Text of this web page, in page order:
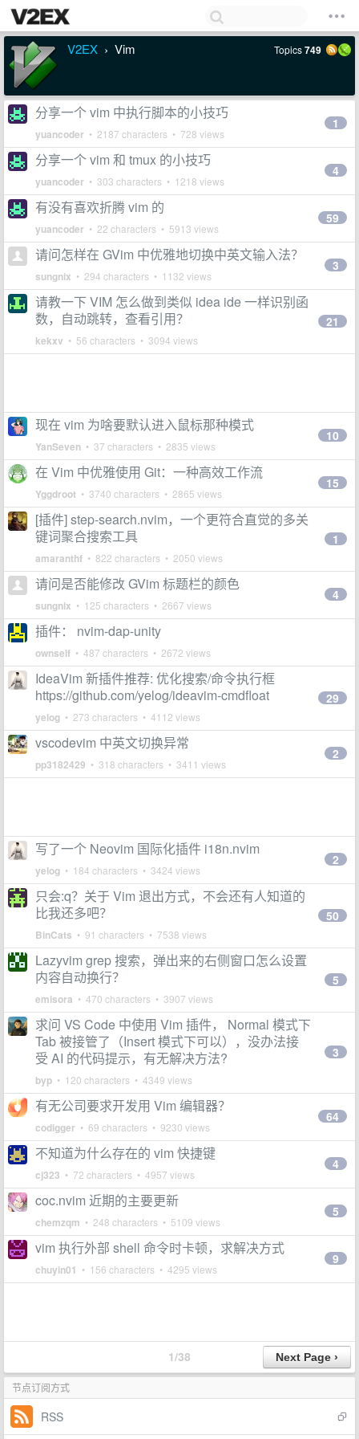
V2EX › Vim Topics749
分享一个 vim 中执行脚本的小技巧
yuancoder • 2187 characters • 728 views
1
分享一个 vim 和 tmux 的小技巧
yuancoder • 303 characters • 1218 views
4
有没有喜欢折腾 vim 的
yuancoder • 22 characters • 5913 views
59
请问怎样在 GVim 中优雅地切换中英文输入法？
sungnix • 294 characters • 1132 views
3
请教一下 VIM 怎么做到类似 idea ide 一样识别函
数，自动跳转，查看引用？
kekxv • 56 characters • 3094 views
21
现在 vim 为啥要默认进入鼠标那种模式
YanSeven • 37 characters • 2835 views
10
在 Vim 中优雅使用 Git：一种高效工作流
Yggdroot • 3740 characters • 2865 views
15
[插件] step-search.nvim，一个更符合直觉的多关
键词聚合搜索工具
amaranthf • 822 characters • 2050 views
1
请问是否能修改 GVim 标题栏的颜色
sungnix • 125 characters • 2667 views
4
插件： nvim-dap-unity
ownself • 487 characters • 2672 views
IdeaVim 新插件推荐: 优化搜索/命令执行框
https://github.com/yelog/ideavim-cmdfloat
yelog • 273 characters • 4112 views
29
vscodevim 中英文切换异常
pp3182429 • 318 characters • 3411 views
2
写了一个 Neovim 国际化插件 i18n.nvim
yelog • 184 characters • 3424 views
2
只会:q？关于 Vim 退出方式，不会还有人知道的
比我还多吧？
BinCats • 91 characters • 7538 views
50
Lazyvim grep 搜索，弹出来的右侧窗口怎么设置
内容自动换行？
emisora • 470 characters • 3907 views
5
求问 VS Code 中使用 Vim 插件， Normal 模式下
Tab 被接管了（Insert 模式下可以），没办法接
受 AI 的代码提示，有无解决方法?
byp • 120 characters • 4349 views
3
有无公司要求开发用 Vim 编辑器？
codigger • 69 characters • 9230 views
64
不知道为什么存在的 vim 快捷键
cj323 • 72 characters • 4957 views
4
coc.nvim 近期的主要更新
chemzqm • 248 characters • 5109 views
5
vim 执行外部 shell 命令时卡顿，求解决方式
chuyin01 • 156 characters • 4295 views
9
1/38
节点订阅方式
RSS